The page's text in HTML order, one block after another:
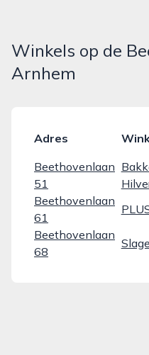
Winkels op de
Arnhem
Adres
Beethovenlaan
51
Beethovenlaan
61
Beethovenlaan
68